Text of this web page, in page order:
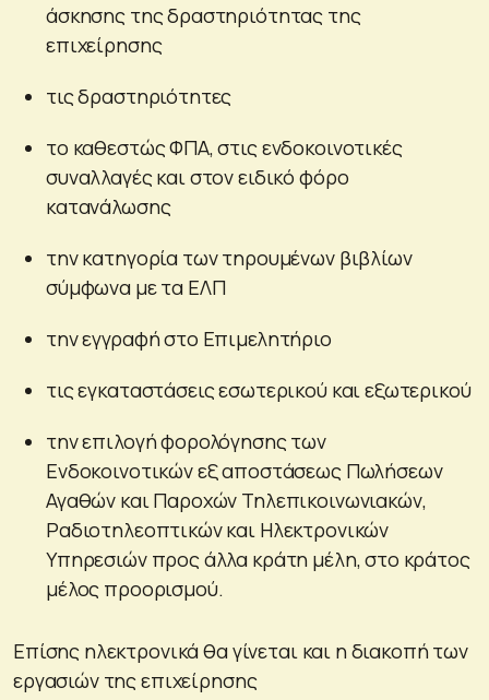
άσκησης της δραστηριότητας της
επιχείρησης
τις δραστηριότητες
το καθεστώς ΦΠΑ, στις ενδοκοινοτικές
συναλλαγές και στον ειδικό φόρο
κατανάλωσης
την κατηγορία των τηρουμένων βιβλίων
σύμφωνα με τα ΕΛΠ
την εγγραφή στο Επιμελητήριο
τις εγκαταστάσεις εσωτερικού και εξωτερικού
την επιλογή φορολόγησης των
Ενδοκοινοτικών εξ αποστάσεως Πωλήσεων
Αγαθών και Παροχών Τηλεπικοινωνιακών,
Ραδιοτηλεοπτικών και Ηλεκτρονικών
Υπηρεσιών προς άλλα κράτη μέλη, στο κράτος
μέλος προορισμού.
Επίσης ηλεκτρονικά θα γίνεται και η διακοπή των
εργασιών της επιχείρησης